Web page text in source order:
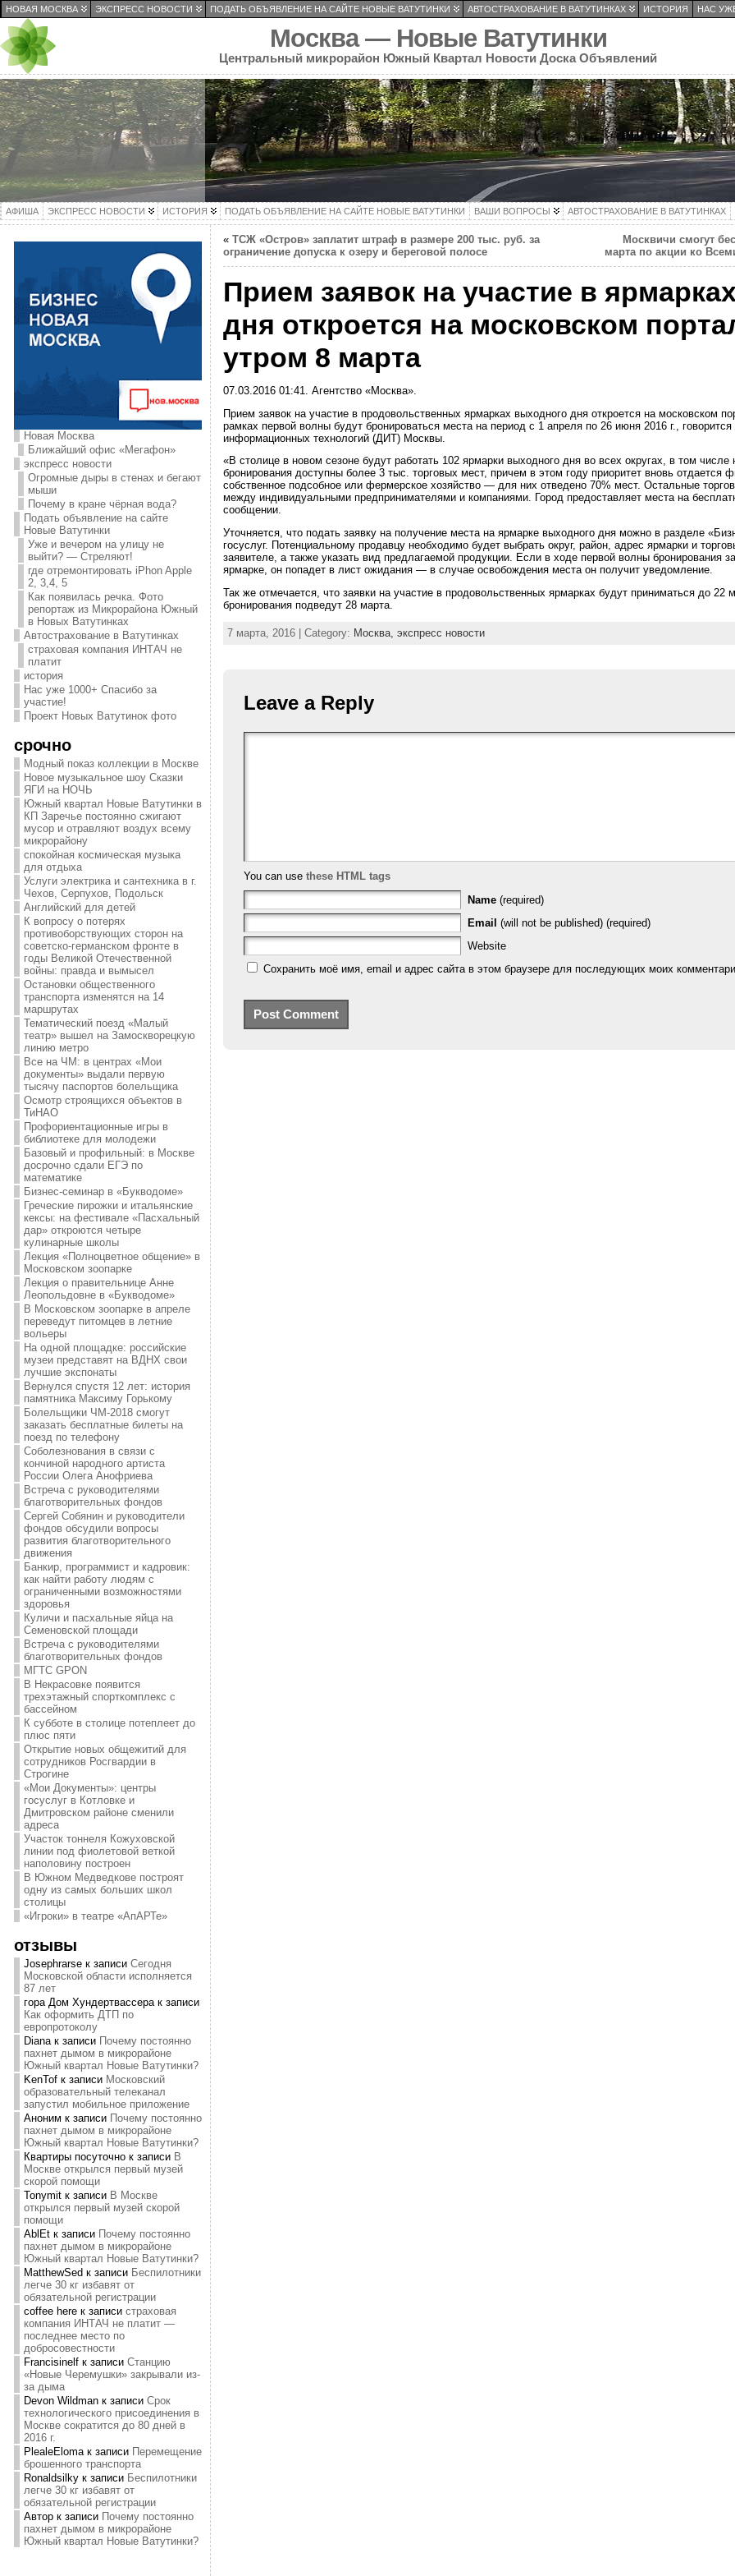
НОВАЯ МОСКВА ЭКСПРЕСС НОВОСТИ ПОДАТЬ ОБЪЯВЛЕНИЕ НА САЙТЕ НОВЫЕ ВАТУТИНКИ АВТОСТРАХОВАНИЕ В ВАТУТИНКАХ ИСТОРИЯ НАС
Москва — Новые Ватутинки
Центральный микрорайон Южный Квартал Новости Доска Объявлений
АФИША ЭКСПРЕСС НОВОСТИ ИСТОРИЯ ПОДАТЬ ОБЪЯВЛЕНИЕ НА САЙТЕ НОВЫЕ ВАТУТИНКИ ВАШИ ВОПРОСЫ АВТОСТРАХОВАНИЕ В ВАТУТИНКАХ
Новая Москва
Ближайший офис «Мегафон»
экспресс новости
Огромные дыры в стенах и бегают
мыши
Почему в кране чёрная вода?
Подать объявление на сайте
Новые Ватутинки
Уже и вечером на улицу не
выйти? — Стреляют!
где отремонтировать iPhon Apple
2, 3,4, 5
Как появилась речка. Фото
репортаж из Микрорайона Южный
в Новых Ватутинках
Автострахование в Ватутинках
страховая компания ИНТАЧ не
платит
история
Нас уже 1000+ Спасибо за
участие!
Проект Новых Ватутинок фото
срочно
Модный показ коллекции в Москве
Новое музыкальное шоу Сказки
ЯГИ на НОЧЬ
Южный квартал Новые Ватутинки в
КП Заречье постоянно сжигают
мусор и отравляют воздух всему
микрорайону
спокойная космическая музыка
для отдыха
Услуги электрика и сантехника в г.
Чехов, Серпухов, Подольск
Английский для детей
К вопросу о потерях
противоборствующих сторон на
советско-германском фронте в
годы Великой Отечественной
войны: правда и вымысел
Остановки общественного
транспорта изменятся на 14
маршрутах
Тематический поезд «Малый
театр» вышел на Замоскворецкую
линию метро
Все на ЧМ: в центрах «Мои
документы» выдали первую
тысячу паспортов болельщика
Осмотр строящихся объектов в
ТиНАО
Профориентационные игры в
библиотеке для молодежи
Базовый и профильный: в Москве
досрочно сдали ЕГЭ по
математике
Бизнес-семинар в «Букводоме»
Греческие пирожки и итальянские
кексы: на фестивале «Пасхальный
дар» откроются четыре
кулинарные школы
Лекция «Полноцветное общение» в
Московском зоопарке
Лекция о правительнице Анне
Леопольдовне в «Букводоме»
В Московском зоопарке в апреле
переведут питомцев в летние
вольеры
На одной площадке: российские
музеи представят на ВДНХ свои
лучшие экспонаты
Вернулся спустя 12 лет: история
памятника Максиму Горькому
Болельщики ЧМ-2018 смогут
заказать бесплатные билеты на
поезд по телефону
Соболезнования в связи с
кончиной народного артиста
России Олега Анофриева
Встреча с руководителями
благотворительных фондов
Сергей Собянин и руководители
фондов обсудили вопросы
развития благотворительного
движения
Банкир, программист и кадровик:
как найти работу людям с
ограниченными возможностями
здоровья
Куличи и пасхальные яйца на
Семеновской площади
Встреча с руководителями
благотворительных фондов
МГТС GPON
В Некрасовке появится
трехэтажный спорткомплекс с
бассейном
К субботе в столице потеплеет до
плюс пяти
Открытие новых общежитий для
сотрудников Росгвардии в
Строгине
«Мои Документы»: центры
госуслуг в Котловке и
Дмитровском районе сменили
адреса
Участок тоннеля Кожуховской
линии под фиолетовой веткой
наполовину построен
В Южном Медведкове построят
одну из самых больших школ
столицы
«Игроки» в театре «АпАРТе»
отзывы
Josephrarseк записи Сегодня
Московской области исполняется
87 лет
гора Дом Хундертвассерак записи
Как оформить ДТП по
европротоколу
Dianaк записи Почему постоянно
пахнет дымом в микрорайоне
Южный квартал Новые Ватутинки?
KenTofк записи Московский
образовательный телеканал
запустил мобильное приложение
Аноним к записи Почему постоянно
пахнет дымом в микрорайоне
Южный квартал Новые Ватутинки?
Квартиры посуточнок записи В
Москве открылся первый музей
скорой помощи
Tonymitк записи В Москве
открылся первый музей скорой
помощи
AblEtк записи Почему постоянно
пахнет дымом в микрорайоне
Южный квартал Новые Ватутинки?
MatthewSed к записи Беспилотники
легче 30 кг избавят от
обязательной регистрации
coffee hereк записи страховая
компания ИНТАЧ не платит —
последнее место по
добросовестности
Francisinelfк записи Станцию
«Новые Черемушки» закрывали из-
за дыма
Devon Wildmanк записи Срок
технологического присоединения в
Москве сократится до 80 дней в
2016 г.
PlealeElomaк записи Перемещение
брошенного транспорта
Ronaldsilkyк записи Беспилотники
легче 30 кг избавят от
обязательной регистрации
Авторк записи Почему постоянно
пахнет дымом в микрорайоне
Южный квартал Новые Ватутинки?
« ТСЖ «Остров» заплатит штраф в размере 200 тыс. руб. за
ограничение допуска к озеру и береговой полосе
Москвичи смогут
марта по акции ко
Прием заявок на участие в
дня откроется на московском
утром 8 марта
07.03.2016 01:41. Агентство «Москва».
Прием заявок на участие в продовольственных ярмарках выходного дня откроется на московском
рамках первой волны будут бронироваться места на период с 1 апреля по 26 июня 2016 г.,
информационных технологий (ДИТ) Москвы.
«В столице в новом сезоне будут работать 102 ярмарки выходного дня во всех округах, в том
бронирования доступны более 3 тыс. торговых мест, причем в этом году приоритет вновь
собственное подсобное или фермерское хозяйство — для них отведено 70% мест. Остальные
между индивидуальными предпринимателями и компаниями. Город предоставляет места на
сообщении.
Уточняется, что подать заявку на получение места на ярмарке выходного дня можно в разделе
госуслуг. Потенциальному продавцу необходимо будет выбрать округ, район, адрес ярмарки и
заявителе, а также указать вид предлагаемой продукции. Если в ходе первой волны бронирования
ярмарке, он попадет в лист ожидания — в случае освобождения места он получит уведомление.
Так же отмечается, что заявки на участие в продовольственных ярмарках будут приниматься до 22
бронирования подведут 28 марта.
7 марта, 2016 | Category: Москва, экспресс новости
Leave a Reply
You can use these HTML tags
Name (required)
Email (will not be published) (required)
Website
Сохранить моё имя, email и адрес сайта в этом браузере для последующих моих